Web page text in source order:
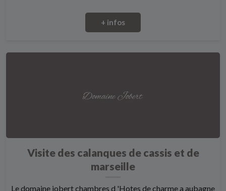
+ infos
Visite des calanques de cassis et de
marseille
Le domaine jobert chambres d 'Hotes de charme a aubagne